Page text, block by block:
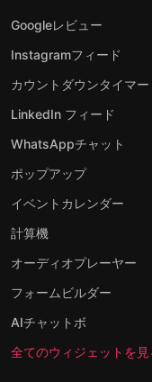
Googleレビュー
Instagramフィード
カウントダウンタイマー
LinkedIn フィード
WhatsAppチャット
ポップアップ
イベントカレンダー
計算機
オーディオプレーヤー
フォームビルダー
AIチャットボ
全てのウィジェットを見